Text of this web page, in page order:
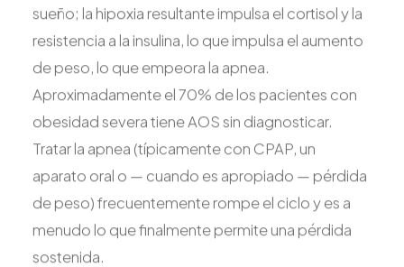
sueño; la hipoxia resultante impulsa el cortisol y la
resistencia a la insulina, lo que impulsa el aumento
de peso, lo que empeora la apnea.
Aproximadamente el 70% de los pacientes con
obesidad severa tiene AOS sin diagnosticar.
Tratar la apnea (típicamente con CPAP, un
aparato oral o — cuando es apropiado — pérdida
de peso) frecuentemente rompe el ciclo y es a
menudo lo que finalmente permite una pérdida
sostenida.